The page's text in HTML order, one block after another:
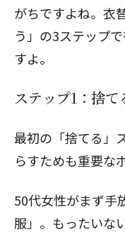
がちですよね。衣
う」の3ステップ
すよ。
ステップ1：捨て
最初の「捨てる」
らすためも重要な
50代女性がまず手
服 」。もったいな